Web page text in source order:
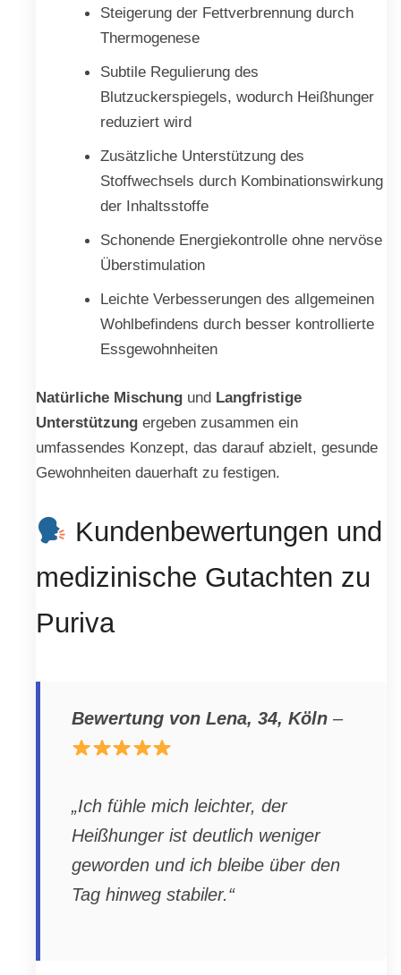
Steigerung der Fettverbrennung durch
Thermogenese
Subtile Regulierung des
Blutzuckerspiegels, wodurch Heißhunger
reduziert wird
Zusätzliche Unterstützung des
Stoffwechsels durch Kombinationswirkung
der Inhaltsstoffe
Schonende Energiekontrolle ohne nervöse
Überstimulation
Leichte Verbesserungen des allgemeinen
Wohlbefindens durch besser kontrollierte
Essgewohnheiten
Natürliche Mischung und Langfristige
Unterstützung ergeben zusammen ein
umfassendes Konzept, das darauf abzielt, gesunde
Gewohnheiten dauerhaft zu festigen.
Kundenbewertungen und
medizinische Gutachten zu
Puriva
Bewertung von Lena, 34, Köln –
„Ich fühle mich leichter, der
Heißhunger ist deutlich weniger
geworden und ich bleibe über den
Tag hinweg stabiler.“